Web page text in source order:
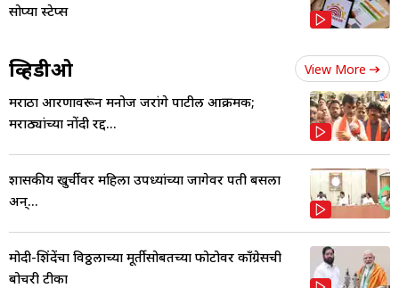
सोप्या स्टेप्स
व्हिडीओ View More
मराठा आरक्षणावरून मनोज जरांगे पाटील आक्रमक;
मराठ्यांच्या नोंदी रद्द...
शासकीय खुर्चीवर महिला उपध्यक्षांच्या जागेवर पती बसला
अन्...
मोदी-शिंदेंचा विठ्ठलाच्या मूर्तीसोबतच्या फोटोवर काँग्रेसची
बोचरी टीका